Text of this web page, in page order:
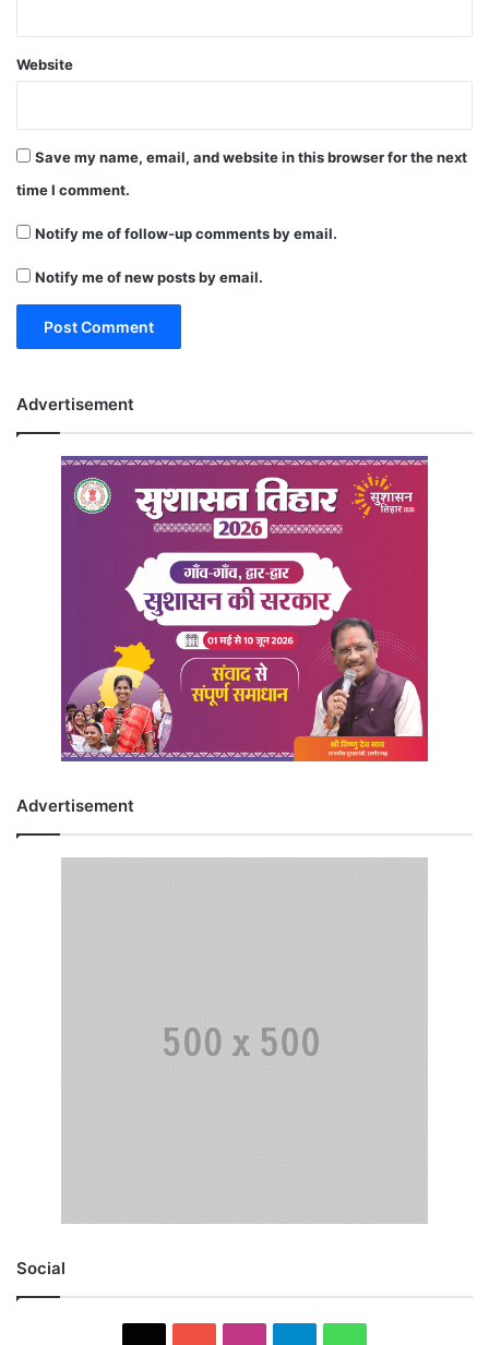
Website
Save my name, email, and website in this browser for the next
time I comment.
Notify me of follow-up comments by email.
Notify me of new posts by email.
Advertisement
Advertisement
Social